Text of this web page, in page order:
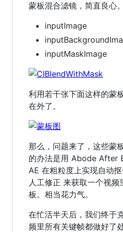
蒙板混合滤镜，简直良心
inputImage
inputMaskImage
利用若干张下面这样的蒙
在外了。
那么，问题来了，这些蒙
的办法是用 Abode After
AE 在粗粒度上实现自动
人工修正 来获取一个视
板。相当花力气。
在忙活半天后，我们终于
频里所有关键帧都做好了